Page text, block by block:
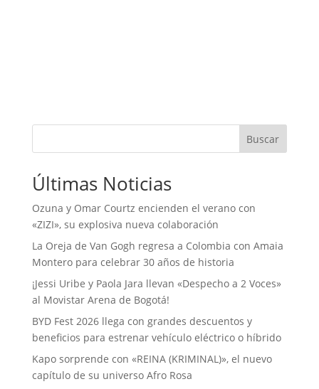
Buscar
Últimas Noticias
Ozuna y Omar Courtz encienden el verano con
«ZIZI», su explosiva nueva colaboración
La Oreja de Van Gogh regresa a Colombia con Amaia
Montero para celebrar 30 años de historia
¡Jessi Uribe y Paola Jara llevan «Despecho a 2 Voces»
al Movistar Arena de Bogotá!
BYD Fest 2026 llega con grandes descuentos y
beneficios para estrenar vehículo eléctrico o híbrido
Kapo sorprende con «REINA (KRIMINAL)», el nuevo
capítulo de su universo Afro Rosa